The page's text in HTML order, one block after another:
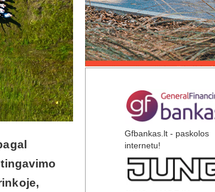
Gfbankas.lt - paskolos
internetu!